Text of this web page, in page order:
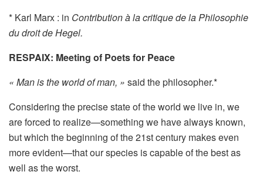
* Karl Marx : in Contribution à la critique de laPhilosophie
du droit de Hegel.
RESPAIX: Meeting of Poets for Peace
« Man is the world of man, » said the philosopher.*
Considering the precise state of the world we live in, we
are forced to realize—something we have always known,
but which the beginning of the 21st century makes even
more evident—that our species is capable of the best as
well as the worst.